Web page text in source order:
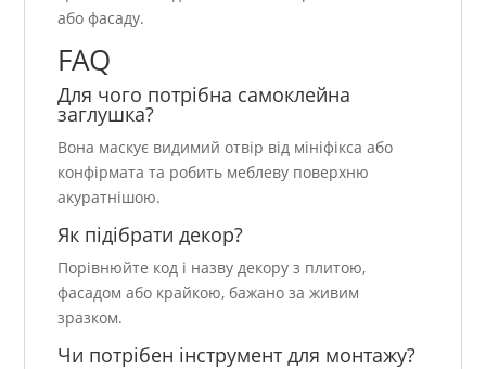
або фасаду.
FAQ
Для чого потрібна самоклейна
заглушка?
Вона маскує видимий отвір від мініфікса або
конфірмата та робить меблеву поверхню
акуратнішою.
Як підібрати декор?
Порівнюйте код і назву декору з плитою,
фасадом або крайкою, бажано за живим
зразком.
Чи потрібен інструмент для монтажу?